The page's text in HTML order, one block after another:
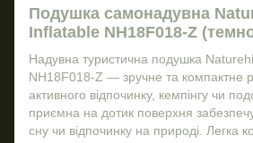
Подушка самонадувна
Inflatable NH18F018-Z
Надувна туристична подушка
NH18F018-Z — зручне та компактне
активного відпочинку, кемпінгу чи
приємна на дотик поверхня
сну чи відпочинку на природі. Легка